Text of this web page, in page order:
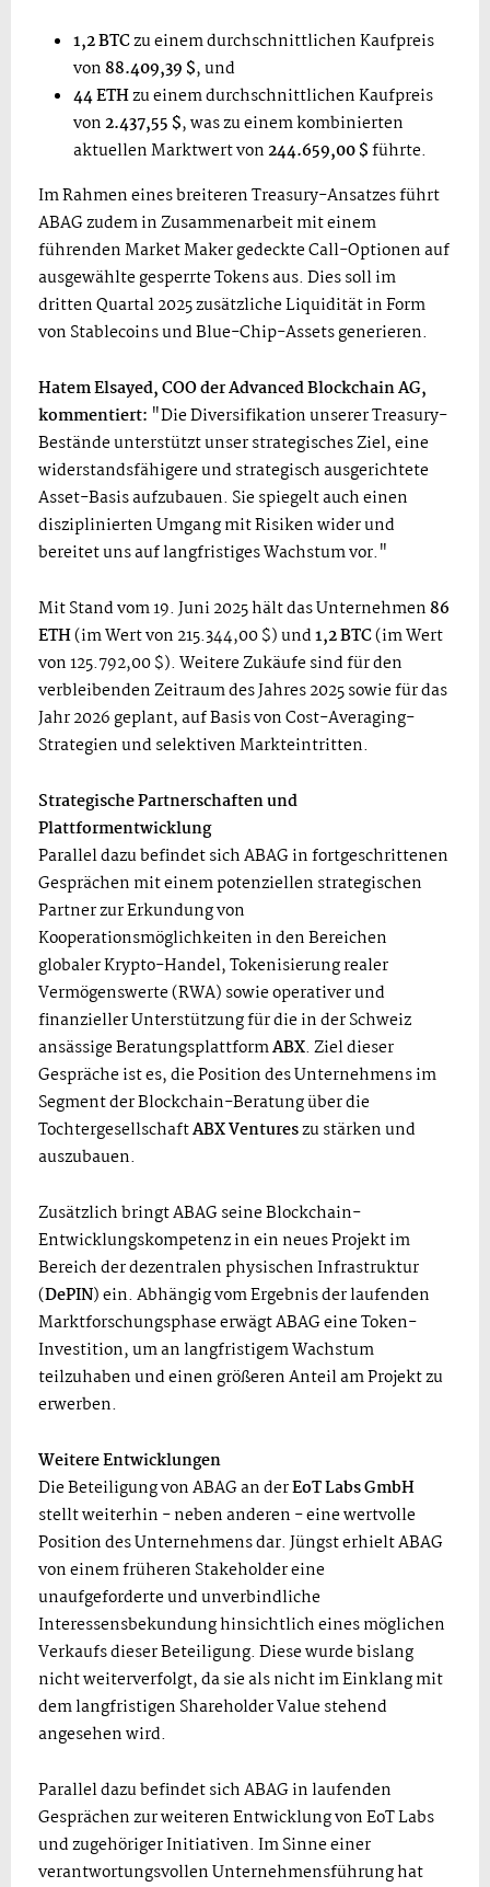
1,2 BTCzu einem durchschnittlichen Kaufpreis
von88.409,39 $, und
44 ETHzu einem durchschnittlichen Kaufpreis
von 2.437,55 $, was zu einem kombinierten
aktuellen Marktwert von 244.659,00 $führte.
Im Rahmen eines breiteren Treasury-Ansatzes führt
ABAG zudem in Zusammenarbeit mit einem
führenden Market Maker gedeckte Call-Optionen auf
ausgewählte gesperrte Tokens aus. Dies soll im
dritten Quartal 2025 zusätzliche Liquidität in Form
von Stablecoins und Blue-Chip-Assets generieren.
Hatem Elsayed, COO der Advanced Blockchain AG,
kommentiert: "Die Diversifikation unserer Treasury-
Bestände unterstützt unser strategisches Ziel, eine
widerstandsfähigere und strategisch ausgerichtete
Asset-Basis aufzubauen. Sie spiegelt auch einen
disziplinierten Umgang mit Risiken wider und
bereitet uns auf langfristiges Wachstum vor."
Mit Stand vom 19. Juni 2025 hält das Unternehmen86
ETH(im Wert von 215.344,00 $) und1,2 BTC(im Wert
von 125.792,00 $). Weitere Zukäufe sind für den
verbleibenden Zeitraum des Jahres 2025 sowie für das
Jahr 2026 geplant, auf Basis von Cost-Averaging-
Strategien und selektiven Markteintritten.
Strategische Partnerschaften und
Plattformentwicklung
Parallel dazu befindet sich ABAG in fortgeschrittenen
Gesprächen mit einem potenziellen strategischen
Partner zur Erkundung von
Kooperationsmöglichkeiten in den Bereichen
globaler Krypto-Handel, Tokenisierung realer
Vermögenswerte (RWA) sowie operativer und
finanzieller Unterstützung für die in der Schweiz
ansässige BeratungsplattformABX. Ziel dieser
Gespräche ist es, die Position des Unternehmens im
Segment der Blockchain-Beratung über die
TochtergesellschaftABX Ventureszu stärken und
auszubauen.
Zusätzlich bringt ABAG seine Blockchain-
Entwicklungskompetenz in ein neues Projekt im
Bereich der dezentralen physischen Infrastruktur
(DePIN) ein. Abhängig vom Ergebnis der laufenden
Marktforschungsphase erwägt ABAG eine Token-
Investition, um an langfristigem Wachstum
teilzuhaben und einen größeren Anteil am Projekt zu
erwerben.
Weitere Entwicklungen
Die Beteiligung von ABAG an derEoT Labs GmbH
stellt weiterhin - neben anderen - eine wertvolle
Position des Unternehmens dar. Jüngst erhielt ABAG
von einem früheren Stakeholder eine
unaufgeforderte und unverbindliche
Interessensbekundung hinsichtlich eines möglichen
Verkaufs dieser Beteiligung. Diese wurde bislang
nicht weiterverfolgt, da sie als nicht im Einklang mit
dem langfristigen Shareholder Value stehend
angesehen wird.
Parallel dazu befindet sich ABAG in laufenden
Gesprächen zur weiteren Entwicklung von EoT Labs
und zugehöriger Initiativen. Im Sinne einer
verantwortungsvollen Unternehmensführung hat